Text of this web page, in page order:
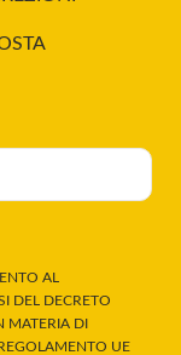
AL
DEL DECRETO
MATERIA DI
UE